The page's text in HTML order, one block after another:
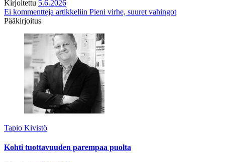
Kirjoitettu 5.6.2026
Ei kommentteja artikkeliin Pieni virhe, suuret vahingot
Pääkirjoitus
Tapio Kivistö
Kohti tuottavuuden parempaa puolta